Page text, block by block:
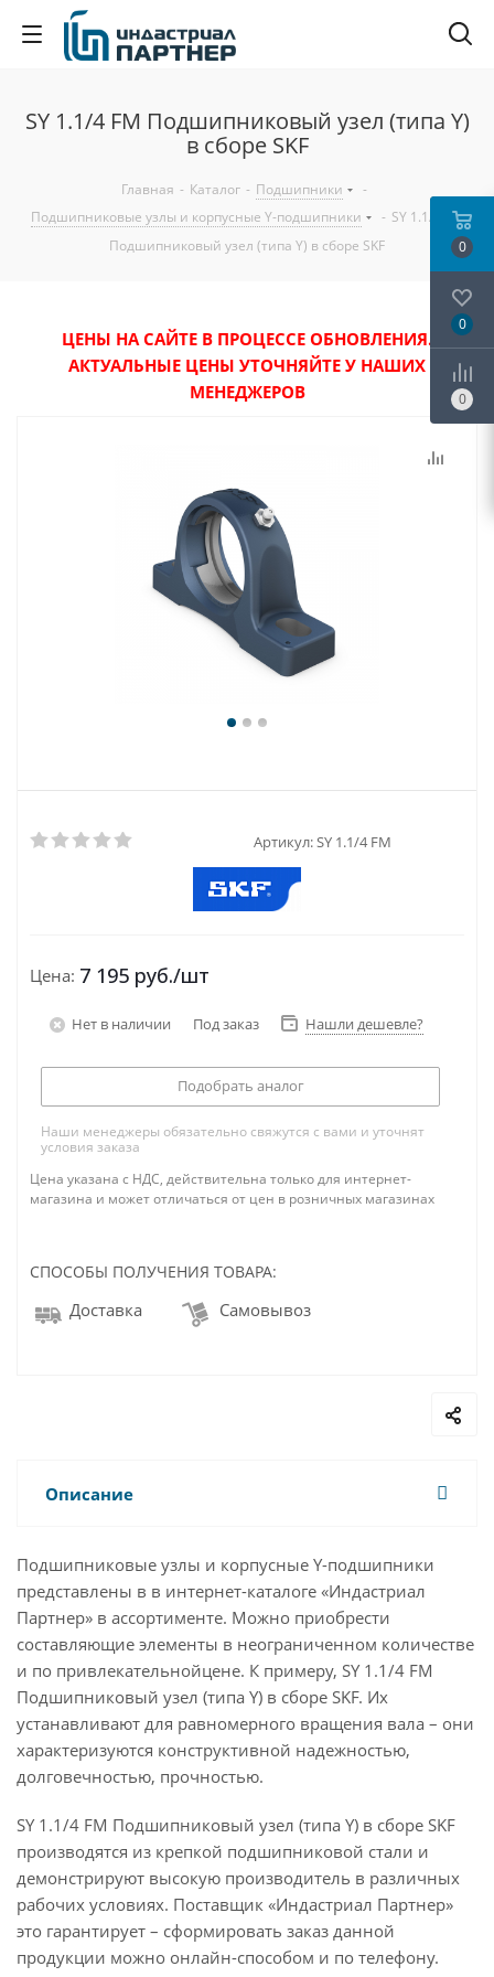
SY 1.1/4 FM Подшипниковый узел (типа Y)
в сборе SKF
Главная - Каталог - Подшипники
-
Подшипниковые узлы и корпусные Y-подшипники
- SY 1.1/4 FM
Подшипниковый узел (типа Y) в сборе SKF
ЦЕНЫ НА САЙТЕ В ПРОЦЕССЕ ОБНОВЛЕНИЯ.
АКТУАЛЬНЫЕ ЦЕНЫ УТОЧНЯЙТЕ У НАШИХ
МЕНЕДЖЕРОВ
Артикул: SY 1.1/4 FM
Цена: 7 195 руб./шт
Нет в наличии Под заказ Нашли дешевле?
Подобрать аналог
Наши менеджеры обязательно свяжутся с вами и уточнят
условия заказа
Цена указана с НДС, действительна только для интернет-
магазина и может отличаться от цен в розничных магазинах
СПОСОБЫ ПОЛУЧЕНИЯ ТОВАРА:
Доставка Самовывоз
Описание
Подшипниковые узлы и корпусные Y-подшипники
представлены в в интернет-каталоге «Индастриал
Партнер» в ассортименте. Можно приобрести
составляющие элементы в неограниченном количестве
и по привлекательнойцене. К примеру, SY 1.1/4 FM
Подшипниковый узел (типа Y) в сборе SKF. Их
устанавливают для равномерного вращения вала – они
характеризуются конструктивной надежностью,
долговечностью, прочностью.
SY 1.1/4 FM Подшипниковый узел (типа Y) в сборе SKF
производятся из крепкой подшипниковой стали и
демонстрируют высокую производитель в различных
рабочих условиях. Поставщик «Индастриал Партнер»
это гарантирует – сформировать заказ данной
продукции можно онлайн-способом и по телефону.
0
0
0